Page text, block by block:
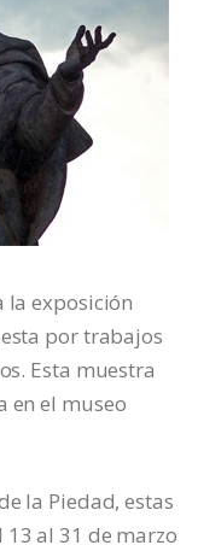
la exposición
por trabajos
Esta muestra
en el museo
la Piedad, estas
al 31 de marzo